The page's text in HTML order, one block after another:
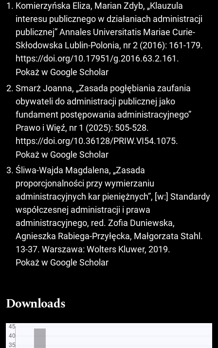
Komierzyńska Eliza, Marian Zdyb, „Klauzula
interesu publicznego w działaniach administracji
publicznej” Annales Universitatis Mariae Curie-
Skłodowska Lublin-Polonia, nr 2 (2016): 161-179.
https://doi.org/10.17951/g.2016.63.2.161.
Pokaż w Google Scholar
Smarż Joanna, „Zasada pogłębiania zaufania
obywateli do administracji publicznej jako
fundament postępowania administracyjnego”
Prawo i Więź, nr 1 (2025): 505-528.
https://doi.org/10.36128/PRIW.VI54.1075.
Pokaż w Google Scholar
Śliwa-Wajda Magdalena, „Zasada
proporcjonalności przy wymierzaniu
administracyjnych kar pieniężnych”, [w:] Standardy
współczesnej administracji i prawa
administracyjnego, red. Zofia Duniewska,
Agnieszka Rabiega-Przyłęcka, Małgorzata Stahl.
13-37. Warszawa: Wolters Kluwer, 2019.
Pokaż w Google Scholar
Downloads